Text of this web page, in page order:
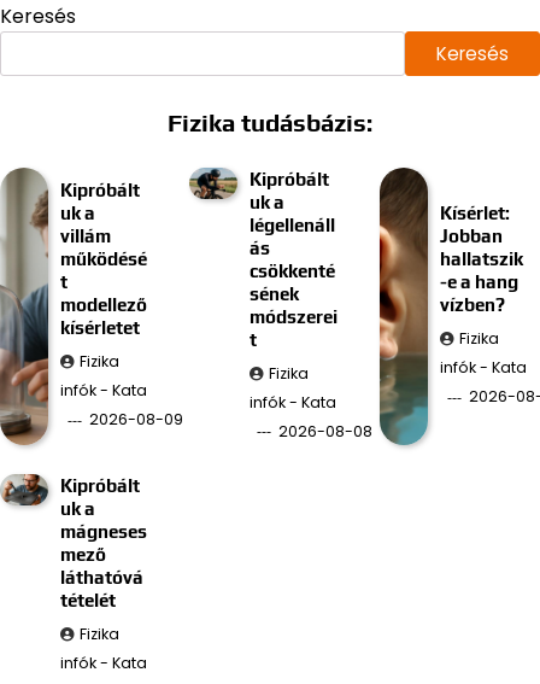
Keresés
Keresés
Fizika tudásbázis:
Kipróbált
uk a
villám
működésé
t
modellező
kísérletet
Fizika
infók - Kata
2026-08-09
Kipróbált
uk a
légellenáll
ás
csökkenté
sének
módszerei
t
Fizika
infók - Kata
2026-08-08
Kísérlet:
Jobban
hallatszik
-e a hang
vízben?
Fizika
infók - Kata
2026-
Kipróbált
uk a
mágneses
mező
láthatóvá
tételét
Fizika
infók - Kata